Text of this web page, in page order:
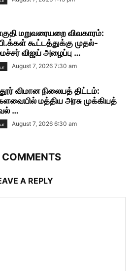
மறுவரையறை விவகாரம்:
கூட்டத்துக்கு முதல்-
விஜய் அழைப்பு …
August 7, 2026 7:30 am
விமான நிலையத் திட்டம்:
மத்திய அரசு முக்கியத்
…
August 7, 2026 6:30 am
COMMENTS
A REPLY